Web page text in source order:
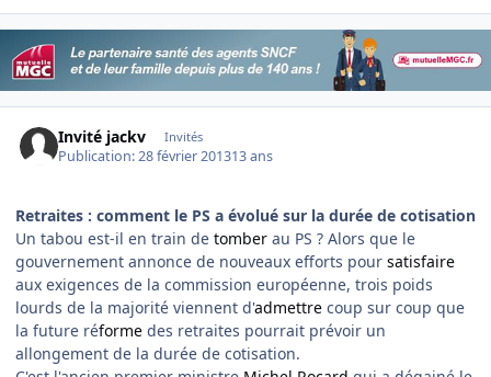
Invité jackv Invités
Publication:28 février 201313 ans
Retraites : comment le PS a évolué sur la durée de cotisation
Un tabou est-il en train de tomber au PS ? Alors que le
gouvernement annonce de nouveaux efforts pour satisfaire
aux exigences de la commission européenne, trois poids
lourds de la majorité viennent d'admettre coup sur coup que
la future réforme des retraites pourrait prévoir un
allongement de la durée de cotisation.